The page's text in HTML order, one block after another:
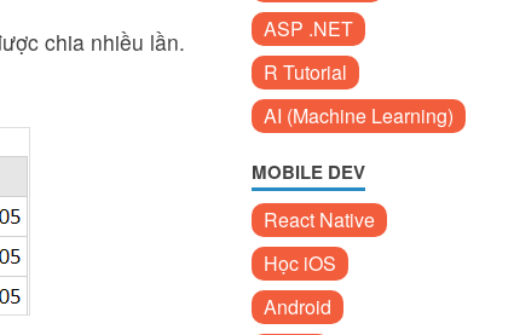
chia nhiều lần.
ASP .NET
R Tutorial
AI (Machine Learning)
MOBILE DEV
React Native
Học iOS
Android